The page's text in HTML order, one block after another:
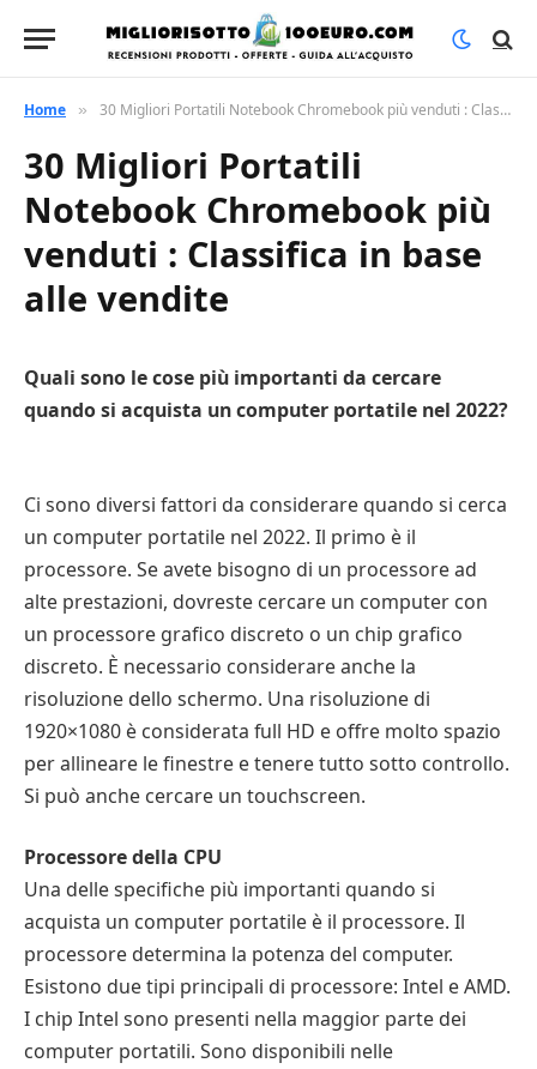
Home » 30 Migliori Portatili Notebook Chromebook più venduti : Classifica in base alle vendite
30 Migliori Portatili
Notebook Chromebook più
venduti : Classifica in base
alle vendite
Quali sono le cose più importanti da cercare
quando si acquista un computer portatile nel 2022?
Ci sono diversi fattori da considerare quando si cerca
un computer portatile nel 2022. Il primo è il
processore. Se avete bisogno di un processore ad
alte prestazioni, dovreste cercare un computer con
un processore grafico discreto o un chip grafico
discreto. È necessario considerare anche la
risoluzione dello schermo. Una risoluzione di
1920×1080 è considerata full HD e offre molto spazio
per allineare le finestre e tenere tutto sotto controllo.
Si può anche cercare un touchscreen.
Processore della CPU
Una delle specifiche più importanti quando si
acquista un computer portatile è il processore. Il
processore determina la potenza del computer.
Esistono due tipi principali di processore: Intel e AMD.
I chip Intel sono presenti nella maggior parte dei
computer portatili. Sono disponibili nelle